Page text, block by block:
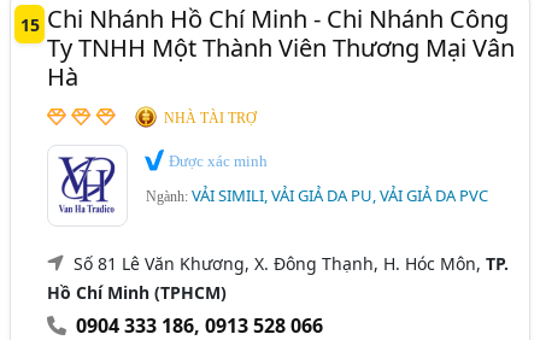
15 Chi Nhánh Hồ Chí Minh - Chi Nhánh Công
Ty TNHH Một Thành Viên Thương Mại Vân
Hà
NHÀ TÀI TRỢ
Được xác minh
Ngành:VẢI SIMILI, VẢI GIẢ DA PU, VẢI GIẢ DA PVC
Số 81 Lê Văn Khương, X. Đông Thạnh, H. Hóc Môn,TP.
Hồ Chí Minh (TPHCM)
0904 333 186,0913 528 066